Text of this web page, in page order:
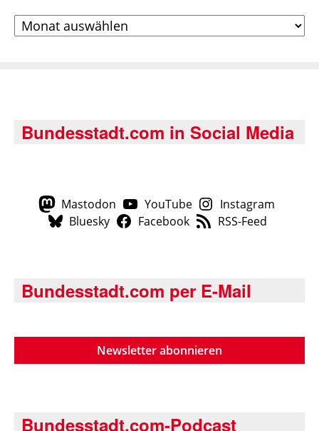
Archiv
Bundesstadt.com in Social Media
Mastodon YouTube
Instagram
Bluesky
Facebook RSS-Feed
Bundesstadt.com per E-Mail
Newsletter abonnieren
Bundesstadt.com-Podcast